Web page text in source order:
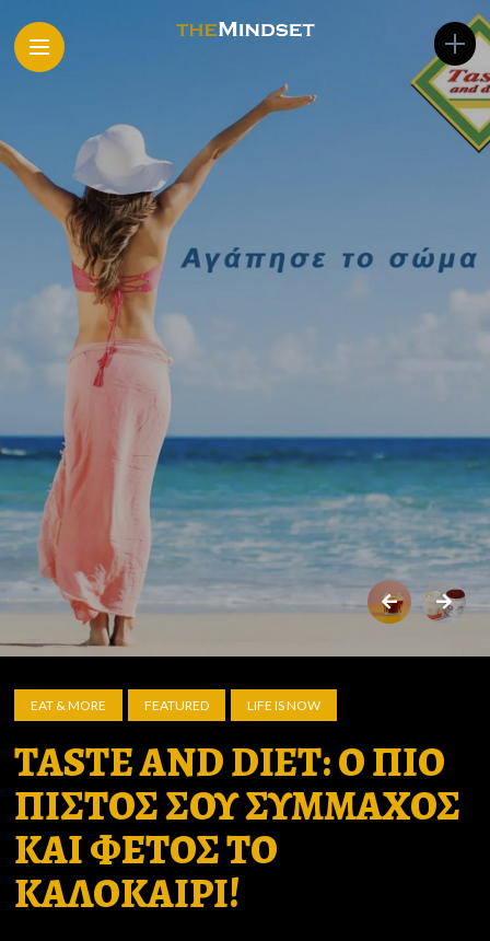
EAT & MORE FEATURED LIFE IS NOW
TASTE AND DIET: Ο ΠΙΟ
ΠΙΣΤΟΣ ΣΟΥ ΣΥΜΜΑΧΟΣ
ΚΑΙ ΦΕΤΟΣ ΤΟ
ΚΑΛΟΚΑΙΡΙ!